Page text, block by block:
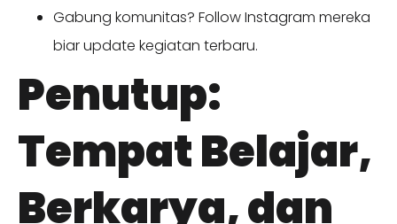
Gabung komunitas? Follow Instagram mereka
biar update kegiatan terbaru.
Penutup:
Tempat Belajar,
Berkarya, dan